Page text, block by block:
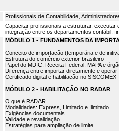
Profissionais de Contabilidade,
Capacitar profissionais a estruturar,
integração entre os departamentos contábil,
MÓDULO 1 - FUNDAMENTOS DA
Conceito de importação (temporária e
Estrutura do comércio exterior brasileiro
Papel do MDIC, Receita Federal, MAPA e
Diferença entre importar diretamente e operar
Certificado digital e habilitação no SISCOMEX
MÓDULO 2 - HABILITAÇÃO NO RADAR
O que é RADAR
Modalidades: Express, Limitado e Ilimitado
Exigências documentais
Validade e revalidação
Estratégias para ampliação de limite